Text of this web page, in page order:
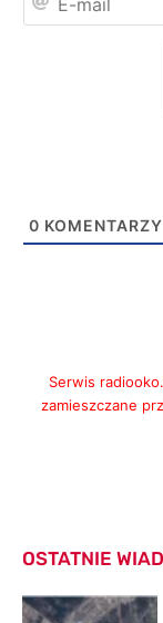
0 KOMENTARZY
Serwis
zamieszczane
OSTATNIE